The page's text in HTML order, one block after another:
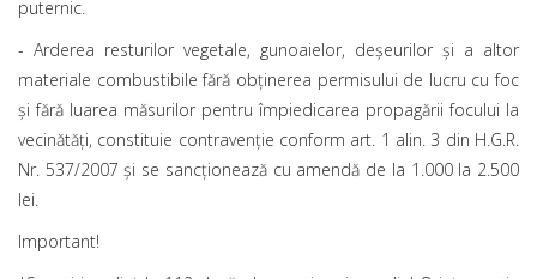
puternic.
- Arderea resturilor vegetale, gunoaielor, deșeurilor și a altor
materiale combustibile fără obținerea permisului de lucru cu foc
şi fără luarea măsurilor pentru împiedicarea propagării focului la
vecinătăţi, constituie contravenție conform art. 1 alin. 3 din H.G.R.
Nr. 537/2007 și se sancționează cu amendă de la 1.000 la 2.500
lei.
Important!